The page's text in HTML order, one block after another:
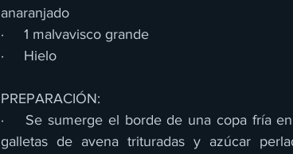
anaranjado
·     1 malvavisco grande
·     Hielo
PREPARACIÓN:
·    Se sumerge el borde de una copa fría
galletas de avena trituradas y azúcar